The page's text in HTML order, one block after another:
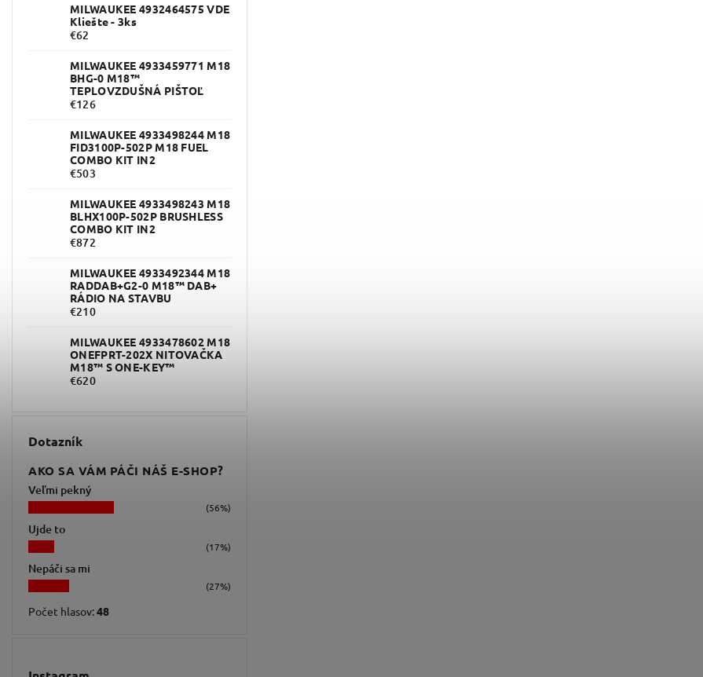
MILWAUKEE 4932464575 VDE
Kliešte - 3ks
€62
MILWAUKEE 4933459771 M18
BHG-0 M18™
TEPLOVZDUŠNÁ PIŠTOĽ
€126
MILWAUKEE 4933498244 M18
FID3100P-502P M18 FUEL
COMBO KIT IN2
€503
MILWAUKEE 4933498243 M18
BLHX100P-502P BRUSHLESS
COMBO KIT IN2
€872
MILWAUKEE 4933492344 M18
RADDAB+G2-0 M18™ DAB+
RÁDIO NA STAVBU
€210
MILWAUKEE 4933478602 M18
ONEFPRT-202X NITOVAČKA
M18™ S ONE-KEY™
€620
Dotazník
AKO SA VÁM PÁČI NÁŠ E-SHOP?
Veľmi pekný
(56%)
Ujde to
(17%)
Nepáči sa mi
(27%)
Počet hlasov:48